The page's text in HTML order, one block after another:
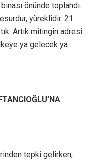
önünde toplandı.
yüreklidir. 21
Artık mitingin adresi
ya gelecek ya
tepki gelirken,